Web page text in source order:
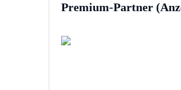
Premium-Partner